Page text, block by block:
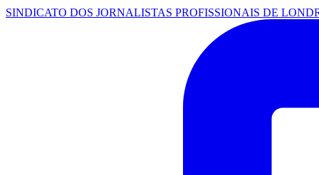
SINDICATO DOS JORNALISTAS PROFISSIONAIS DE